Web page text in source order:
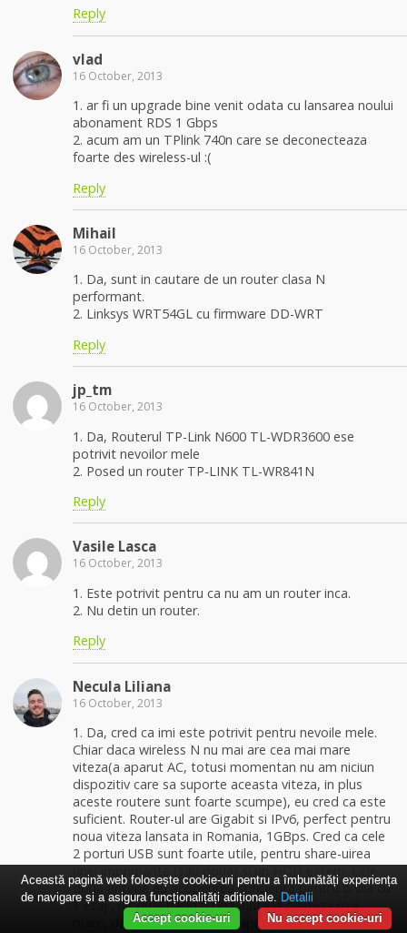
Reply
vlad
16 October, 2013
1. ar fi un upgrade bine venit odata cu lansarea noului
abonament RDS 1 Gbps
2. acum am un TPlink 740n care se deconecteaza
foarte des wireless-ul :(
Reply
Mihail
16 October, 2013
1. Da, sunt in cautare de un router clasa N
performant.
2. Linksys WRT54GL cu firmware DD-WRT
Reply
jp_tm
16 October, 2013
1. Da, Routerul TP-Link N600 TL-WDR3600 ese
potrivit nevoilor mele
2. Posed un router TP-LINK TL-WR841N
Reply
Vasile Lasca
16 October, 2013
1. Este potrivit pentru ca nu am un router inca.
2. Nu detin un router.
Reply
Necula Liliana
16 October, 2013
1. Da, cred ca imi este potrivit pentru nevoile mele.
Chiar daca wireless N nu mai are cea mai mare
viteza(a aparut AC, totusi momentan nu am niciun
dispozitiv care sa suporte aceasta viteza, in plus
aceste routere sunt foarte scumpe), eu cred ca este
suficient. Router-ul are Gigabit si IPv6, perfect pentru
noua viteza lansata in Romania, 1GBps. Cred ca cele
2 porturi USB sunt foarte utile, pentru share-uirea
unei imprimante (sau doua) si un HDD extern. Cele
doua antene au acoperirea suficienta pentru o vila cu
1 etaj , iar dual-band 5 Ghz ajuta la o viteza mai
mare, dar pe distante mici (aproape de router). Pot
Această pagină web folosește cookie-uri pentru a îmbunătăți experiența
de navigare și a asigura funcționalițăți adiționale. Detalii
Nu accept cookie-uri
Accept cookie-uri